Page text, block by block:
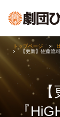
『
トップページ
【更新】佐藤流